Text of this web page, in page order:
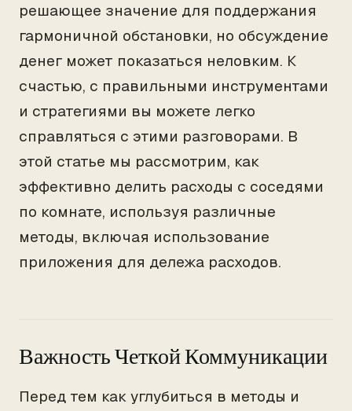
решающее значение для поддержания
гармоничной обстановки, но обсуждение
денег может показаться неловким. К
счастью, с правильными инструментами
и стратегиями вы можете легко
справляться с этими разговорами. В
этой статье мы рассмотрим, как
эффективно делить расходы с соседями
по комнате, используя различные
методы, включая использование
приложения для дележа расходов.
Важность Четкой Коммуникации
Перед тем как углубиться в методы и